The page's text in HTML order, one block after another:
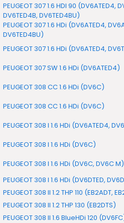
PEUGEOT 307 1.6 HDI 90 (DV6ATED4,
DV6TED4B, DV6TED4BU)
PEUGEOT 307 1.6 HDi (DV6ATED4,
DV6TED4BU)
PEUGEOT 307 1.6 HDi (DV6ATED4,
PEUGEOT 307 SW 1.6 HDi (DV6ATED4)
PEUGEOT 308 CC 1.6 HDi (DV6C)
PEUGEOT 308 CC 1.6 HDi (DV6C)
PEUGEOT 308 I 1.6 HDi (DV6ATED4,
PEUGEOT 308 I 1.6 HDi (DV6C)
PEUGEOT 308 I 1.6 HDi (DV6C, DV6C M)
PEUGEOT 308 I 1.6 HDi (DV6DTED,
PEUGEOT 308 II 1.2 THP 110 (EB2ADT,
PEUGEOT 308 II 1.2 THP 130 (EB2DTS)
PEUGEOT 308 II 1.6 BlueHDi 120